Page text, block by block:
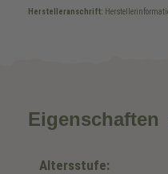
Herstelleranschrift:
Eigenschaften
Altersstufe: